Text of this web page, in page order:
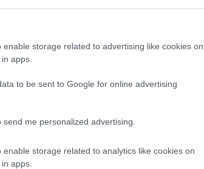
enable storage related to advertising like cookies on
apps.
to be sent to Google for online advertising
me personalized advertising.
enable storage related to analytics like cookies on
apps.